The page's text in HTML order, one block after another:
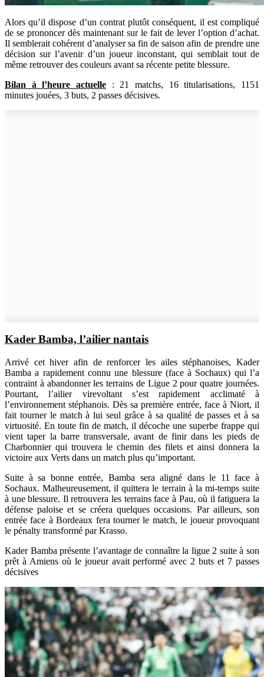
Alors qu’il dispose d’un contrat plutôt conséquent, il est compliqué
de se prononcer dès maintenant sur le fait de lever l’option d’achat.
Il semblerait cohérent d’analyser sa fin de saison afin de prendre une
décision sur l’avenir d’un joueur inconstant, qui semblait tout de
même retrouver des couleurs avant sa récente petite blessure.
Bilan à l’heure actuelle : 21 matchs, 16 titularisations, 1151
minutes jouées, 3 buts, 2 passes décisives.
Kader Bamba, l’ailier nantais
Arrivé cet hiver afin de renforcer les ailes stéphanoises, Kader
Bamba a rapidement connu une blessure (face à Sochaux) qui l’a
contraint à abandonner les terrains de Ligue 2 pour quatre journées.
Pourtant, l’ailier virevoltant s’est rapidement acclimaté à
l’environnement stéphanois. Dès sa première entrée, face à Niort, il
fait tourner le match à lui seul grâce à sa qualité de passes et à sa
virtuosité. En toute fin de match, il décoche une superbe frappe qui
vient taper la barre transversale, avant de finir dans les pieds de
Charbonnier qui trouvera le chemin des filets et ainsi donnera la
victoire aux Verts dans un match plus qu’important.
Suite à sa bonne entrée, Bamba sera aligné dans le 11 face à
Sochaux. Malheureusement, il quittera le terrain à la mi-temps suite
à une blessure. Il retrouvera les terrains face à Pau, où il fatiguera la
défense paloise et se créera quelques occasions. Par ailleurs, son
entrée face à Bordeaux fera tourner le match, le joueur provoquant
le pénalty transformé par Krasso.
Kader Bamba présente l’avantage de connaître la ligue 2 suite à son
prêt à Amiens où le joueur avait performé avec 2 buts et 7 passes
décisives